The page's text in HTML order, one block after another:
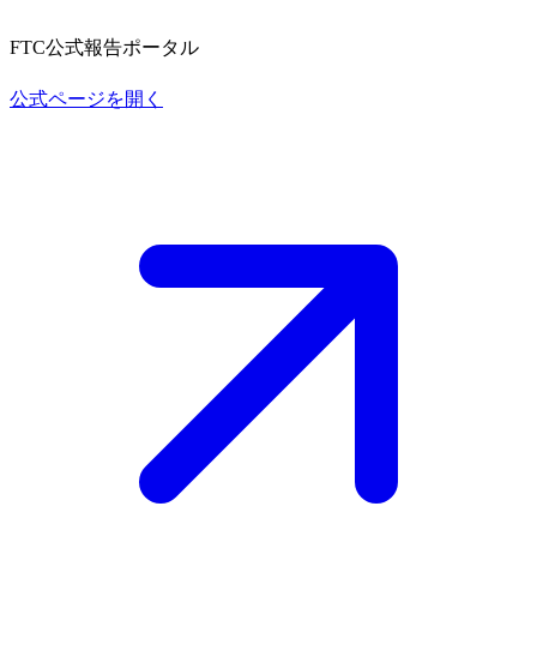
FTC公式報告ポータル
公式ページを開く